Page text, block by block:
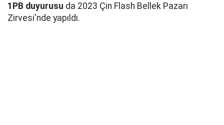
1PB duyurusu da 2023 Çin Flash Bellek Pazarı
Zirvesi'nde yapıldı.